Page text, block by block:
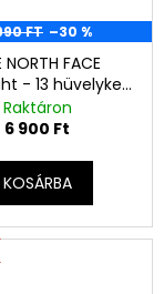
FT –30 %
NORTH FACE
- 13 hüvelykes
Laptoptáska
Raktáron
6 900 Ft
KOSÁRBA